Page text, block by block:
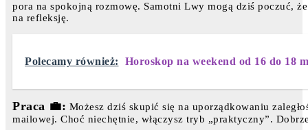
pora na spokojną rozmowę. Samotni Lwy mogą dziś poczuć,
na refleksję.
Polecamy również: Horoskop na weekend od 16 do 18
Praca 💼: Możesz dziś skupić się na uporządkowaniu
mailowej. Choć niechętnie, włączysz tryb „praktyczny”.